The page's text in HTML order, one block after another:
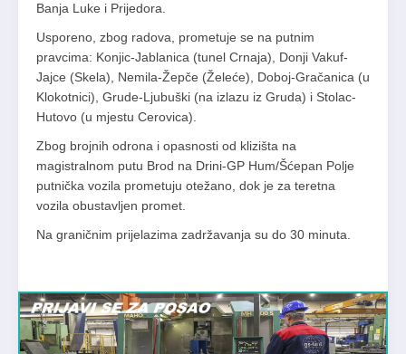
Banja Luke i Prijedora.
Usporeno, zbog radova, prometuje se na putnim
pravcima: Konjic-Jablanica (tunel Crnaja), Donji Vakuf-
Jajce (Skela), Nemila-Žepče (Želeće), Doboj-Gračanica (u
Klokotnici), Grude-Ljubuški (na izlazu iz Gruda) i Stolac-
Hutovo (u mjestu Cerovica).
Zbog brojnih odrona i opasnosti od klizišta na
magistralnom putu Brod na Drini-GP Hum/Šćepan Polje
putnička vozila prometuju otežano, dok je za teretna
vozila obustavljen promet.
Na graničnim prijelazima zadržavanja su do 30 minuta.